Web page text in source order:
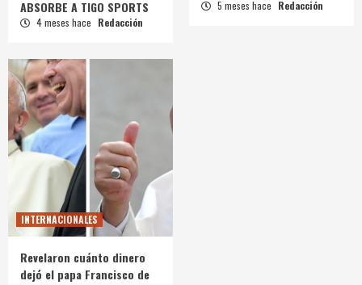
ABSORBE A TIGO SPORTS
4 meses hace Redacción
5 meses hace Redacción
INTERNACIONALES
Revelaron cuánto dinero
dejó el papa Francisco de